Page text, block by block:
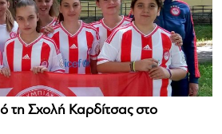
τη Σχολή Καρδίτσας στο